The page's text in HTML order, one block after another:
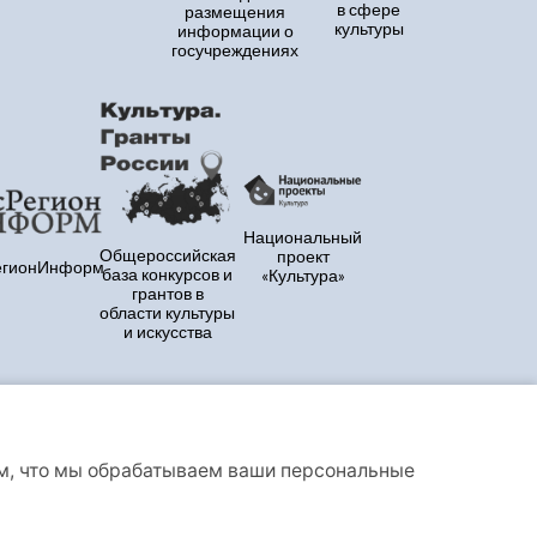
размещения
информации о
госучреждениях
в сфере
культуры
Общероссийская
база конкурсов и
грантов в
области культуры
и искусства
Национальный
проект
«Культура»
что мы обрабатываем ваши персональные